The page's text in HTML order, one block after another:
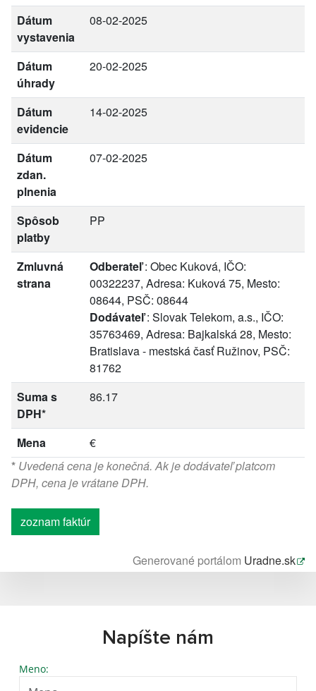
Dátum
vystavenia
08-02-2025
Dátum
úhrady
20-02-2025
Dátum
evidencie
14-02-2025
Dátum
zdan.
plnenia
07-02-2025
Spôsob
platby
PP
Zmluvná
strana
Odberateľ: Obec Kuková, IČO:
00322237, Adresa: Kuková 75, Mesto:
08644, PSČ: 08644
Dodávateľ: Slovak Telekom, a.s., IČO:
35763469, Adresa: Bajkalská 28, Mesto:
Bratislava - mestská časť Ružinov, PSČ:
81762
Suma s
DPH*
86.17
Mena
€
* Uvedená cena je konečná. Ak je dodávateľ platcom
DPH, cena je vrátane DPH.
zoznam faktúr
Generované portálom Uradne.sk
Napíšte nám
Meno: